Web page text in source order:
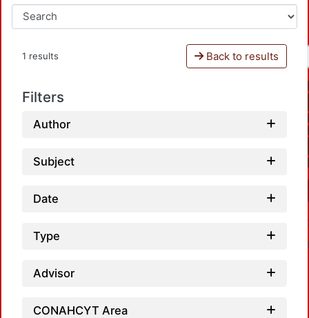
1 results Back to results
Filters
Author
Subject
Date
Type
Advisor
CONAHCYT Area